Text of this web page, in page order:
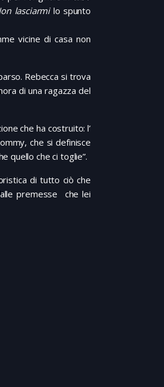
lasciarmilo spunto
vicine di casa non
Rebecca si trova
di una ragazza del
che ha costruito: l’
che si definisce
quello che ci toglie”.
di tutto ciò che
premesse che lei